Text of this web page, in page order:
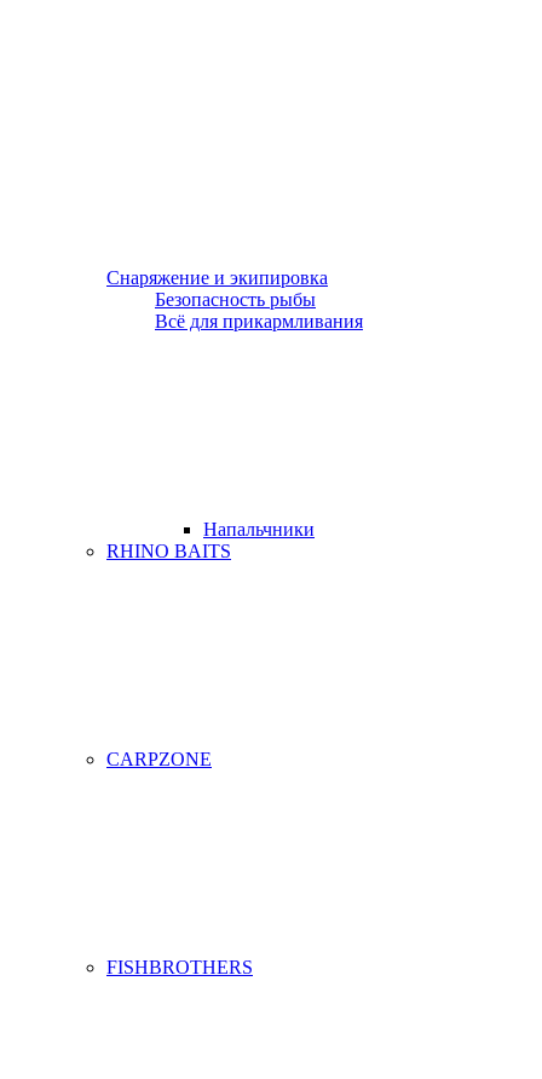
Снаряжение и экипировка
Безопасность рыбы
Всё для прикармливания
Напальчники
RHINO BAITS
CARPZONE
FISHBROTHERS